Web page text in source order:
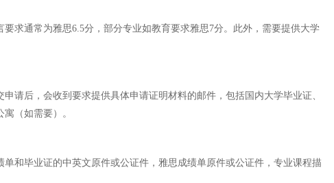
求通常为雅思6.5分，部分专业如教育要求雅思7分。此外，需要提供大学
请后，会收到要求提供具体申请证明材料的邮件，包括国内大学毕业证、
（如需要）。
和毕业证的中英文原件或公证件，雅思成绩单原件或公证件，专业课程描